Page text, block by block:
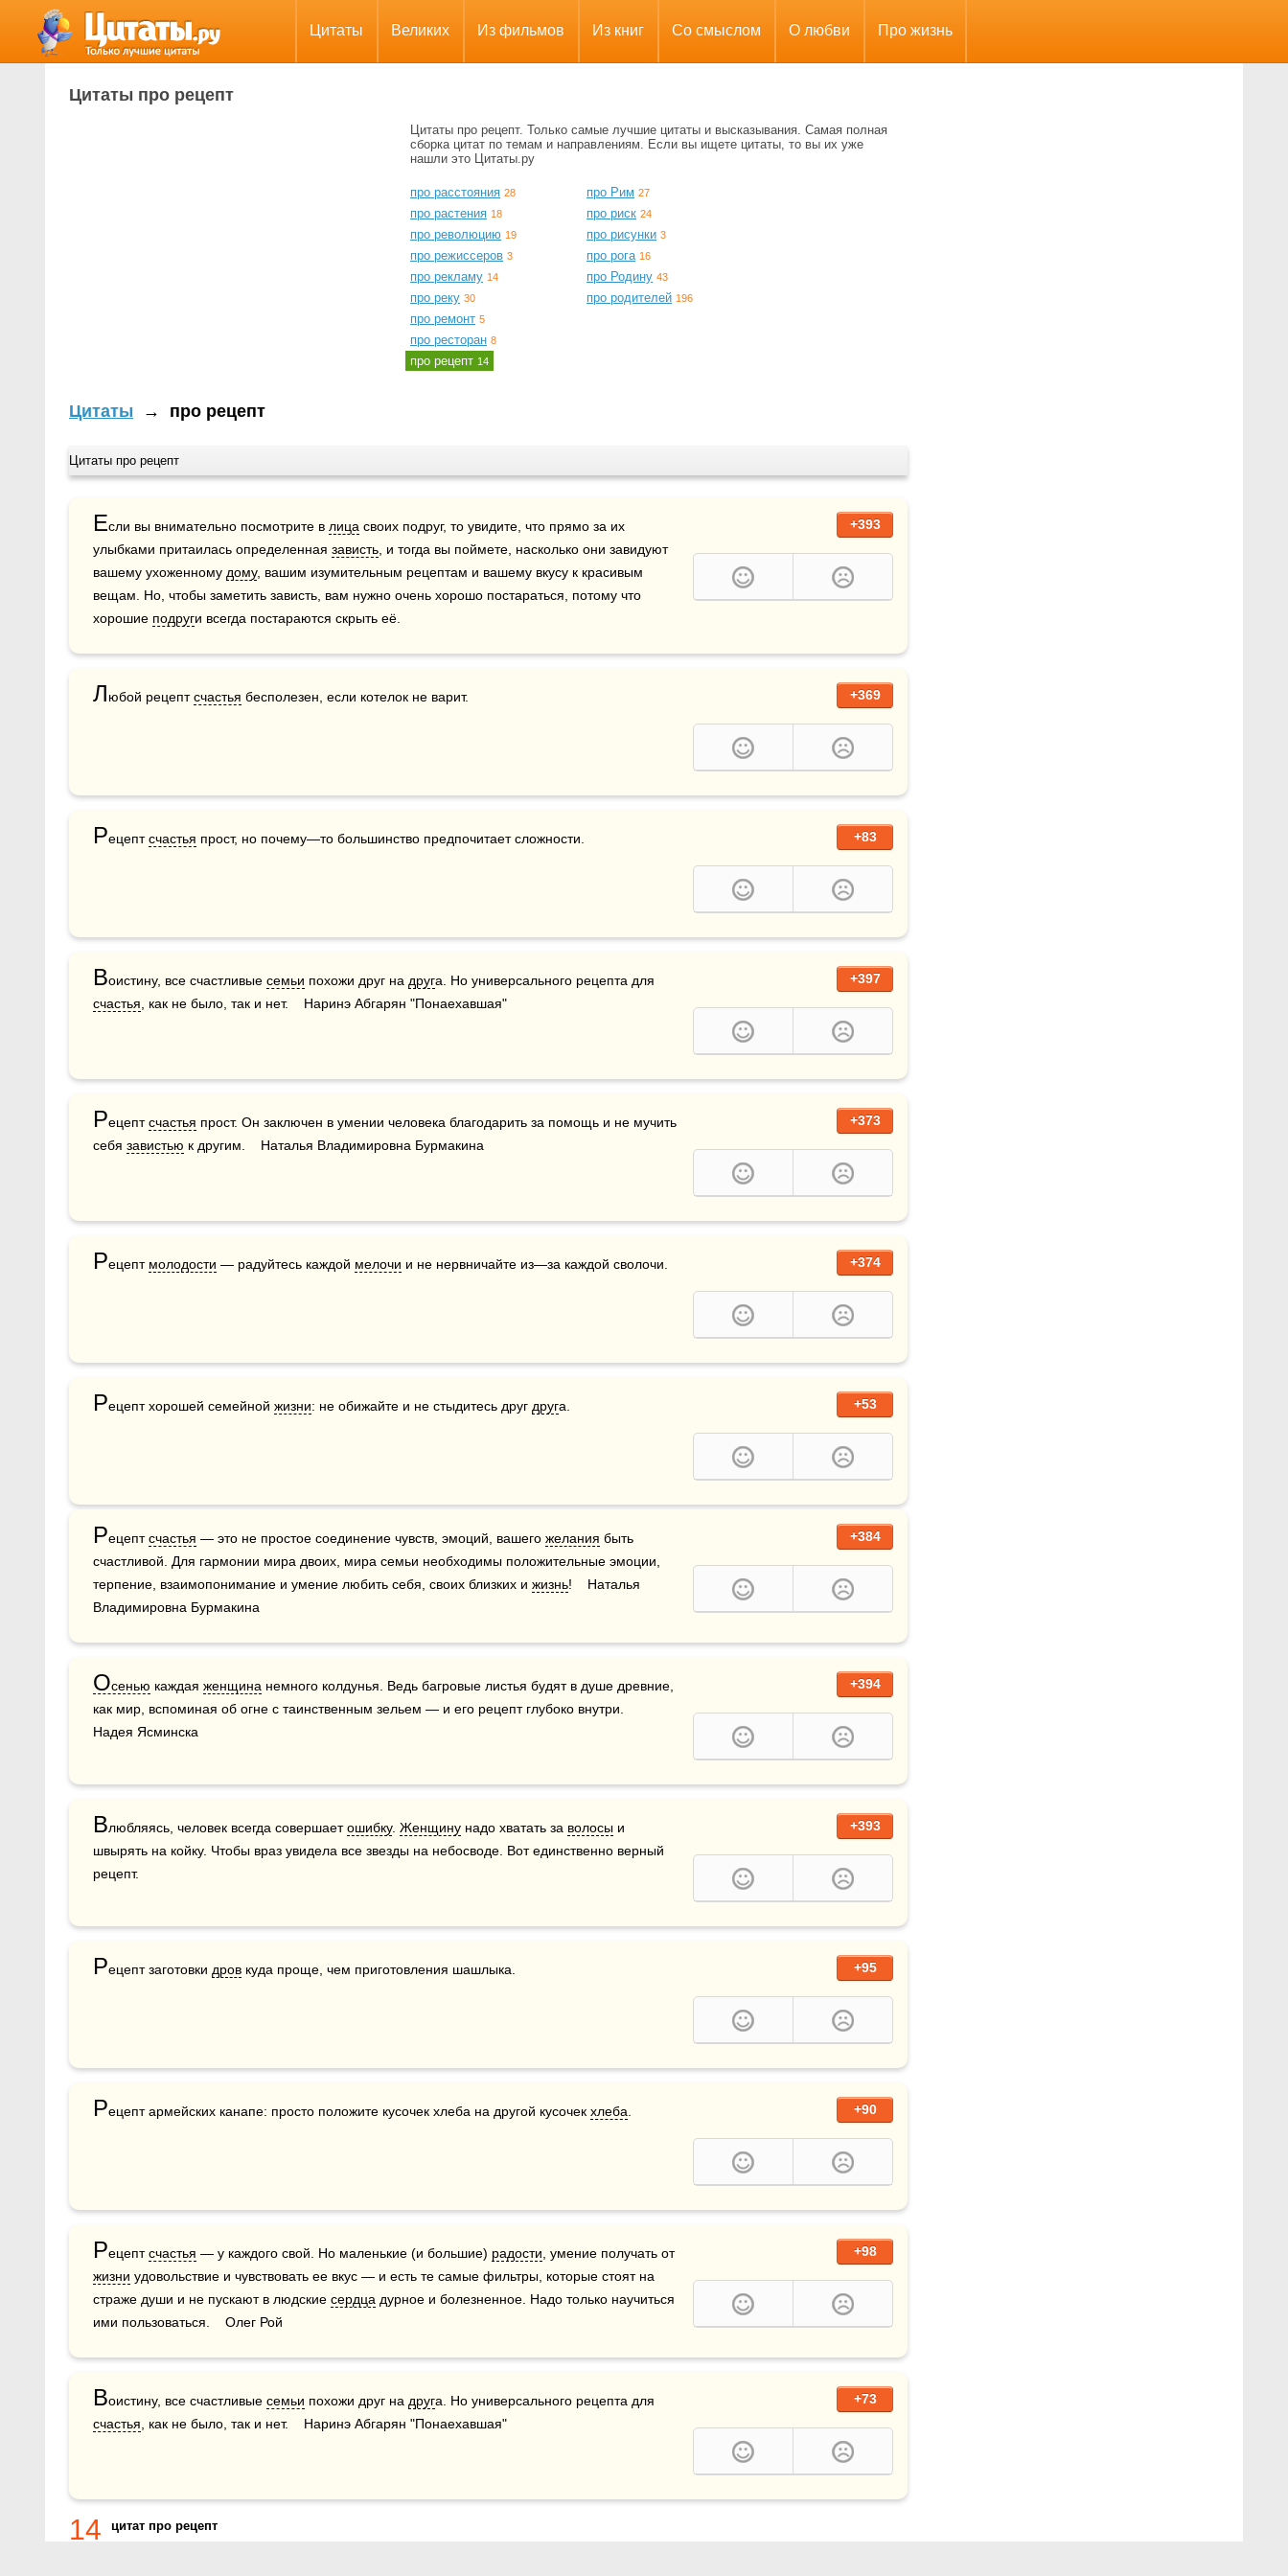
Цитаты Великих Из фильмов Из книг Со смыслом О любви Про жизнь
Цитаты про рецепт
Цитаты про рецепт. Только самые лучшие цитаты и высказывания. Самая полная
сборка цитат по темам и направлениям. Если вы ищете цитаты, то вы их уже
нашли это Цитаты.ру
про расстояния 28
про растения 18
про революцию 19
про режиссеров 3
про рекламу 14
про реку 30
про ремонт 5
про ресторан 8
про рецепт 14
про Рим 27
про риск 24
про рисунки 3
про рога 16
про Родину 43
про родителей 196
Цитаты → про рецепт
Цитаты про рецепт
+393
Если вы внимательно посмотрите в лица своих подруг, то увидите, что прямо за их
улыбками притаилась определенная зависть , и тогда вы поймете, насколько они завидуют
вашему ухоженному дому, вашим изумительным рецептам и вашему вкусу к красивым
вещам. Но, чтобы заметить зависть, вам нужно очень хорошо постараться, потому что
хорошие подруги всегда постараются скрыть её.
+369
Любой рецепт счастья бесполезен, если котелок не варит.
+83
Рецепт счастья прост, но почему—то большинство предпочитает сложности.
+397
Воистину, все счастливые семьи похожи друг на друг
счастья , как не было, так и нет.    Наринэ Абгарян "Понаехавшая"
+373
Рецепт счастья прост. Он заключен в умении человека благодарить за помощь и не мучить
себя завистью к другим.    Наталья Владимировна Бурмакина
+374
Рецепт молодости — радуйтесь каждой мелочи и не нервничайте из—за каждой сволочи.
+53
Рецепт хорошей семейной жизни: не обижайте и не стыдитесь друг друга.
+384
Рецепт счастья — это не простое соединение чувств, эмоций, вашего желания быть
счастливой. Для гармонии мира двоих, мира семьи необходимы положительные эмоции,
терпение, взаимопонимание и умение любить себя, своих близких и жизнь!    Наталья
Владимировна Бурмакина
+394
Осенью каждая женщина немного колдунья. Ведь багровые листья будят в душе древние,
как мир, вспоминая об огне с таинственным зельем — и его рецепт глубоко внутри.
Надея Ясминска
+393
Влюбляясь, человек всегда совершает ошибку. Женщину надо хватать за волосы и
швырять на койку. Чтобы враз увидела все звезды на небосводе. Вот единственно верный
рецепт.
+95
Рецепт заготовки дров куда проще, чем приготовления шашлыка.
+90
Рецепт армейских канапе: просто положите кусочек хлеба на другой кусочек хлеба
+98
Рецепт счастья — у каждого свой. Но маленькие (и большие) радости
, умение получать от
жизни удовольствие и чувствовать ее вкус — и есть те самые фильтры, которые стоят на
страже души и не пускают в людские сердца дурное и болезненное. Надо только научиться
ими пользоваться.    Олег Рой
+73
Воистину, все счастливые семьи похожи друг на друг
счастья , как не было, так и нет.    Наринэ Абгарян "Понаехавшая"
14 цитат про рецепт